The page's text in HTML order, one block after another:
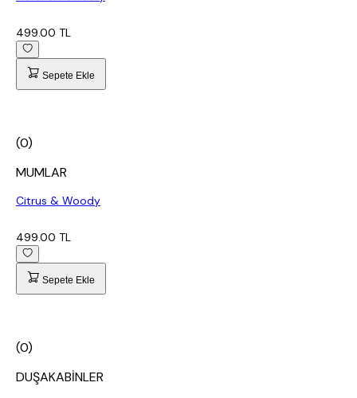
499.00 TL
Sepete Ekle
(0)
MUMLAR
Citrus & Woody
499.00 TL
Sepete Ekle
(0)
DUŞAKABİNLER